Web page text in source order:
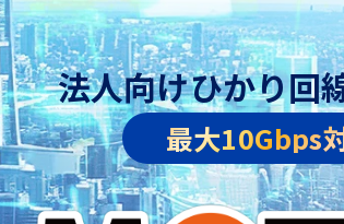
法人向けひかり回
最大10Gbps